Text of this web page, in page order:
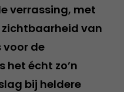
verrassing, met
van
voor de
het écht zo’n
bij heldere